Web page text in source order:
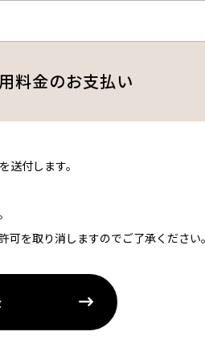
料金のお支払い
付します。
可を取り消しますのでご了承ください